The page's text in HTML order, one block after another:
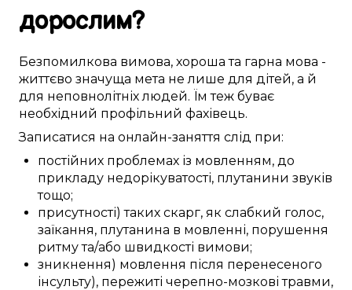
дорослим?
Безпомилкова вимова, хороша та гарна мова -
життєво значуща мета не лише для дітей, а й
для неповнолітніх людей. Їмтеж буває
необхідний профільний фахівець.
Записатися на онлайн-заняття слід при:
постійних проблемах із мовленням, до
прикладу недорікуватості, плутанини звуків
тощо;
присутності) таких скарг, як слабкий голос,
заїкання, плутанина в мовленні, порушення
ритмута/або швидкості вимови;
зникнення) мовлення після перенесеного
інсульту), пережиті черепно-мозкові травми,